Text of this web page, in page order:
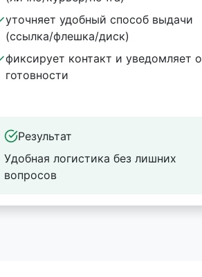
уточняет удобный способ выдачи
(ссылка/флешка/диск)
фиксирует контакт и уведомляет о
готовности
Результат
Удобная логистика без лишних
вопросов